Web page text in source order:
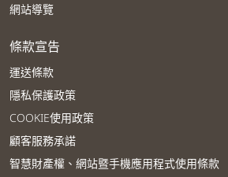
網站導覽
條款宣告
運送條款
隱私保護政策
COOKIE使用政策
顧客服務承諾
智慧財產權、網站暨手機應用程式使用條款